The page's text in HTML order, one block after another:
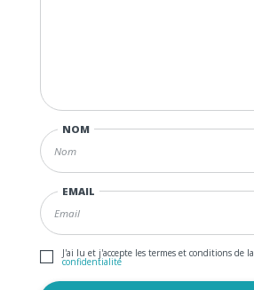
NOM
EMAIL
J'ai lu et j'accepte les termes et conditions de la
confidentialité